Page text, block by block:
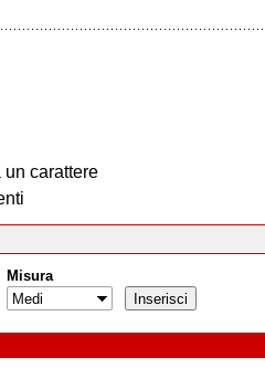
un carattere
Misura